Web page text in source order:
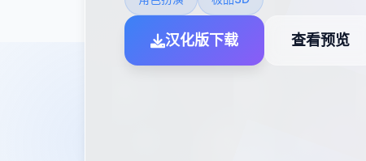
汉化版下载 查看预览